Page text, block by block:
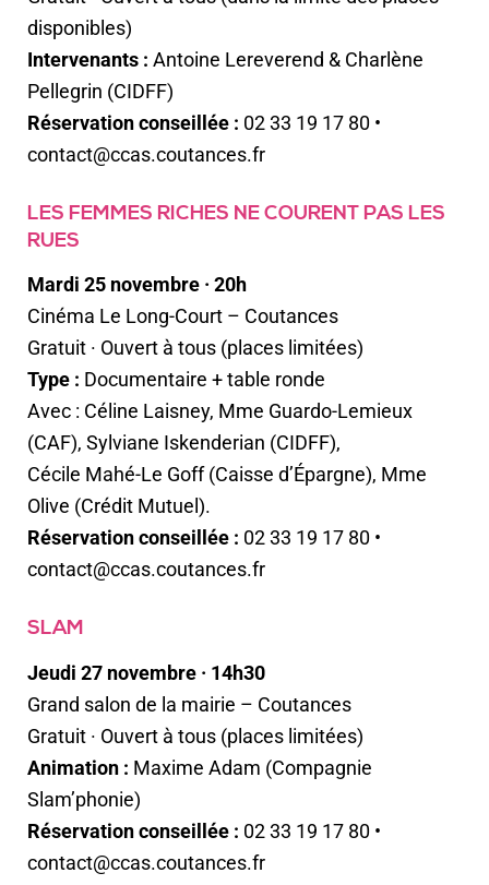
disponibles)
Intervenants : Antoine Lereverend & Charlène
Pellegrin (CIDFF)
Réservation conseillée : 02 33 19 17 80 •
contact@ccas.coutances.fr
LES FEMMES RICHES NE COURENT PAS LES
RUES
Mardi 25 novembre · 20h
Cinéma Le Long-Court – Coutances
Gratuit · Ouvert à tous (places limitées)
Type : Documentaire + table ronde
Avec : Céline Laisney, Mme Guardo-Lemieux
(CAF), Sylviane Iskenderian (CIDFF),
Cécile Mahé-Le Goff (Caisse d’Épargne), Mme
Olive (Crédit Mutuel).
Réservation conseillée : 02 33 19 17 80 •
contact@ccas.coutances.fr
SLAM
Jeudi 27 novembre · 14h30
Grand salon de la mairie – Coutances
Gratuit · Ouvert à tous (places limitées)
Animation : Maxime Adam (Compagnie
Slam’phonie)
Réservation conseillée : 02 33 19 17 80 •
contact@ccas.coutances.fr